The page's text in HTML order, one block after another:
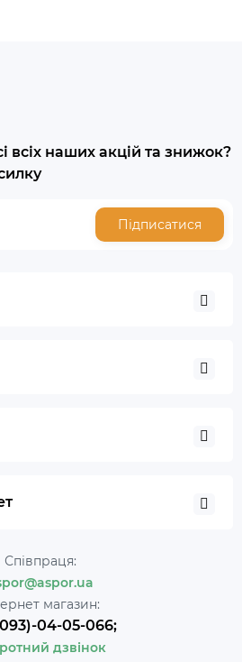
всіх наших акцій та знижок?
Підписатися
Співпраця:
магазин:
04-05-066;
дзвінок